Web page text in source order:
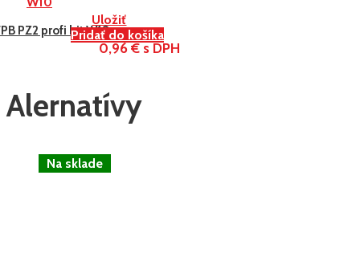
Uložiť
Pridať do košíka
PZ2 profi bit W10
0,96 € s DPH
Alernatívy